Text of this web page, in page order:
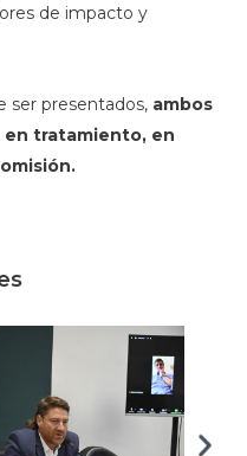
de impacto y
ser presentados, ambos
tratamiento, en